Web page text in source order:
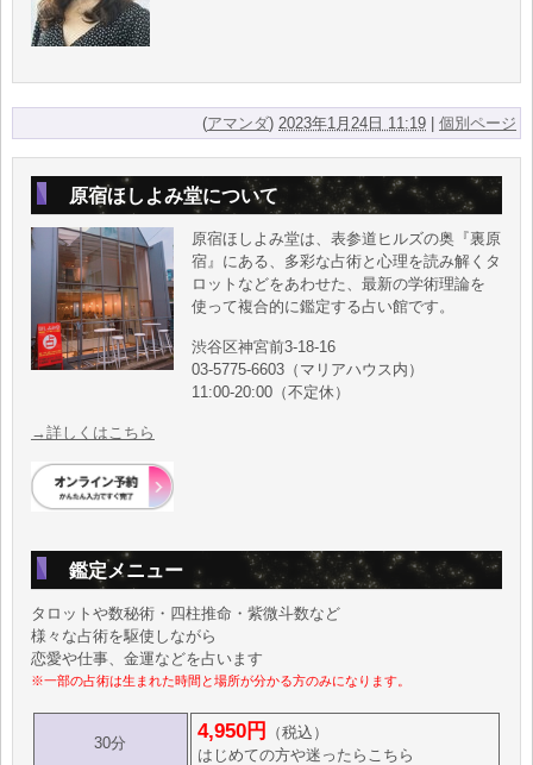
(アマンダ) 2023年1月24日 11:19 |個別ページ
原宿ほしよみ堂について
原宿ほしよみ堂は、表参道ヒルズの奥『裏原
宿』にある、多彩な占術と心理を読み解くタ
ロットなどをあわせた、最新の学術理論を
使って複合的に鑑定する占い館です。
渋谷区神宮前3-18-16
03-5775-6603（マリアハウス内）
11:00-20:00（不定休）
→詳しくはこちら
鑑定メニュー
タロットや数秘術・四柱推命・紫微斗数など
様々な占術を駆使しながら
恋愛や仕事、金運などを占います
※一部の占術は生まれた時間と場所が分かる方のみになります。
30分
4,950円
（税込）
はじめての方や迷ったらこちら